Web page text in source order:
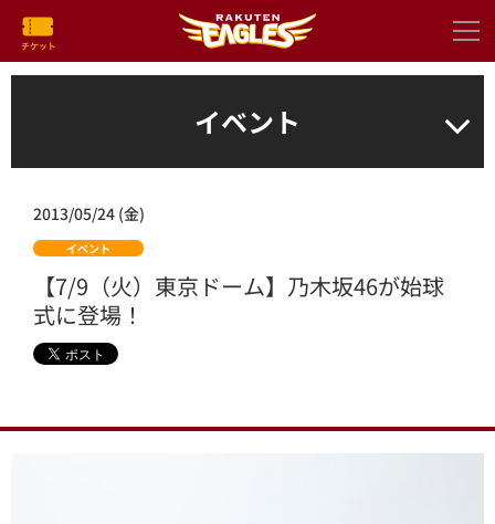
イベント
2013/05/24 (金)
イベント
【7/9（火）東京ドーム】乃木坂46が始球
式に登場！